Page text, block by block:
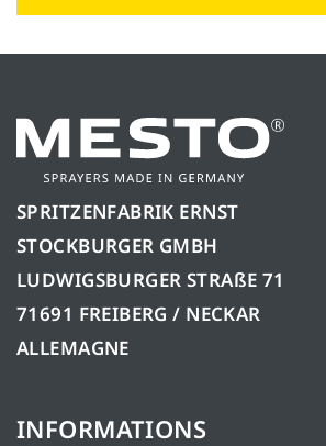
SPRITZENFABRIK ERNST
STOCKBURGER GMBH
LUDWIGSBURGER STRAßE 71
71691 FREIBERG / NECKAR
ALLEMAGNE
INFORMATIONS